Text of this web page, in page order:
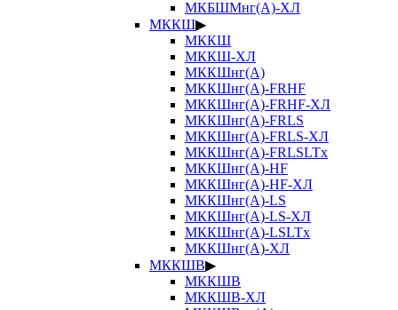
МКБШМнг(А)-ХЛ
МККШ▶
МККШ
МККШ-ХЛ
МККШнг(А)
МККШнг(А)-FRHF
МККШнг(А)-FRHF-ХЛ
МККШнг(А)-FRLS
МККШнг(А)-FRLS-ХЛ
МККШнг(А)-FRLSLTx
МККШнг(А)-HF
МККШнг(А)-HF-ХЛ
МККШнг(А)-LS
МККШнг(А)-LS-ХЛ
МККШнг(А)-LSLTx
МККШнг(А)-ХЛ
МККШВ▶
МККШВ
МККШВ-ХЛ